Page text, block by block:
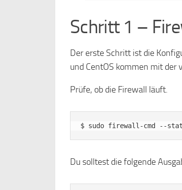
Schritt 1 –
Der erste Schritt ist die
und CentOS kommen mit
Prüfe, ob die Firewall läuft.
Du solltest die folgende